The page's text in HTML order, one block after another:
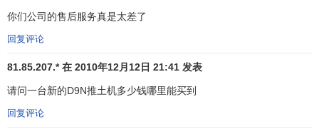
你们公司的售后服务真是太差了
回复评论
81.85.207.* 在 2010年12月12日 21:41 发表
请问一台新的D9N推土机多少钱哪里能买到
回复评论